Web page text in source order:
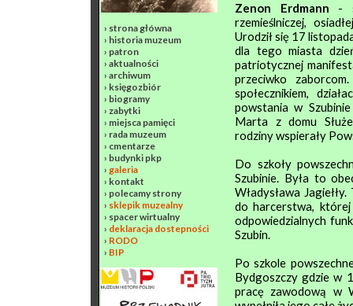
› strona główna
› historia muzeum
› patron
› aktualności
› archiwum
› księgozbiór
› biogramy
› zabytki
› miejsca pamięci
› rada muzeum
› cmentarze
› budynki pkp
› galeria
› kontakt
› polecamy strony
› sklepik muzealny
› spacer wirtualny
› deklaracja dostepności
› RODO
› BIP
Zenon Erdmann -
rzemieślniczej,
Urodził się 17
dla tego miasta
patriotycznej
przeciwko
społecznikiem,
powstania w
Marta z domu
rodziny wspierały
Do szkoły
Szubinie. Była to
Władysława
do harcerstwa,
odpowiedzialnych
Szubin.
Po szkole
Bydgoszczy gdzie w
pracę zawodową w